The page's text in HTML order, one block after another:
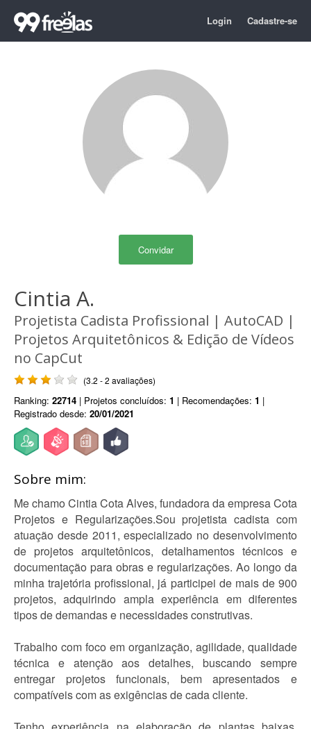
Login Cadastre-se
Convidar
Cintia A.
Projetista Cadista Profissional | AutoCAD |
Projetos Arquitetônicos & Edição de Vídeos
no CapCut
(3.2 - 2 avaliações)
Ranking: 22714 | Projetos concluídos: 1 | Recomendações: 1 |
Registrado desde: 20/01/2021
Sobre mim:
Me chamo Cintia Cota Alves, fundadora da empresa Cota
Projetos e Regularizações.Sou projetista cadista com
atuação desde 2011, especializado no desenvolvimento
de projetos arquitetônicos, detalhamentos técnicos e
documentação para obras e regularizações. Ao longo da
minha trajetória profissional, já participei de mais de 900
projetos, adquirindo ampla experiência em diferentes
tipos de demandas e necessidades construtivas.
Trabalho com foco em organização, agilidade, qualidade
técnica e atenção aos detalhes, buscando sempre
entregar projetos funcionais, bem apresentados e
compatíveis com as exigências de cada cliente.